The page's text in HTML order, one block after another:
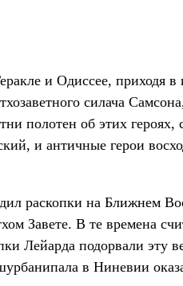
и Одиссее, приходя в
силача
полотен об этих героях,
и античные герои
раскопки на Ближнем
Завете. В те времена
Лейарда подорвали эту
в Ниневии